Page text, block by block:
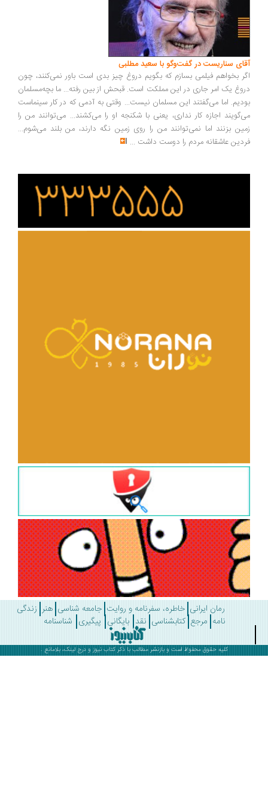
سناریست در گفت‌وگو با سعید مطلبی
بخواهم فیلمی بسازم که بگویم دروغ چیز بدی است باور نمی‌کنند، چون
یک امر جاری در این مملکت است. قبحش از بین رفته... ما بچه‌مسلمان
اما می‌گفتند این مسلمان نیست... وقتی به آدمی که در کار سینماست
اجازه کار نداری، یعنی با شکنجه او را می‌کشند... می‌توانند من را
بزنند اما نمی‌توانند من را روی زمین نگه دارند، من بلند می‌شوم...
عاشقانه مردم را دوست داشت ...
رمان ایرانی خاطره، سفرنامه و روایت جامعه شناسی هنر زندگی
مرجع کتابشناسی نقد بایگانی پیگیری شناسنامه
کلیه حقوق محفوظ است و بازنشر مطالب با ذکرکتاب نیوزو درج لینک، بلامانع .